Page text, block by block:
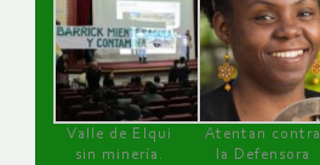
Valle de Elqui
sin minería.
Atentan contra
la Defensora